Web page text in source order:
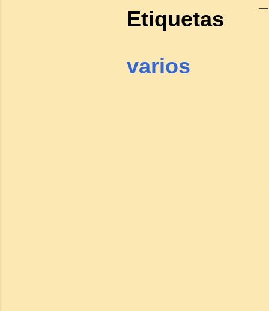
Etiquetas
varios